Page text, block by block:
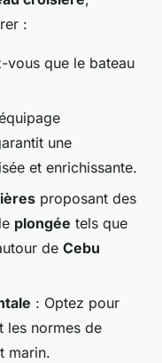
:
vous que le bateau
une
et enrichissante.
proposant des
plongée tels que
de Cebu
: Optez pour
les normes de
marin.